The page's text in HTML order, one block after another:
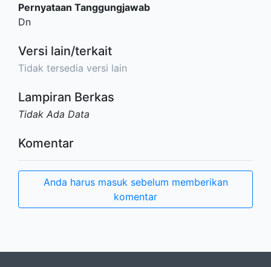
Pernyataan Tanggungjawab
Dn
Versi lain/terkait
Tidak tersedia versi lain
Lampiran Berkas
Tidak Ada Data
Komentar
Anda harus masuk sebelum memberikan
komentar